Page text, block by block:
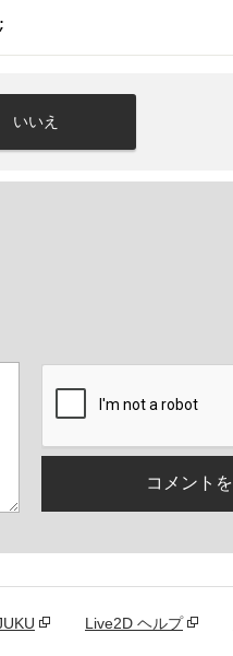
;
いいえ
Live2D ヘルプ